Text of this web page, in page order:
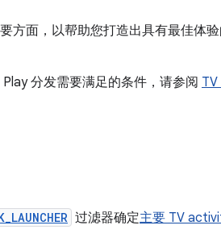
方面，以帮助您打造出具有最佳体验
分发需要满足的条件，请参阅
过滤器确定主要 TV